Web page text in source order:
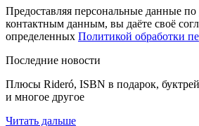
Предоставляя персональные данные
контактным данным, вы даёте своё
определенных Политикой обработки
Последние новости
Плюсы Rideró, ISBN в подарок,
и многое другое
Читать дальше